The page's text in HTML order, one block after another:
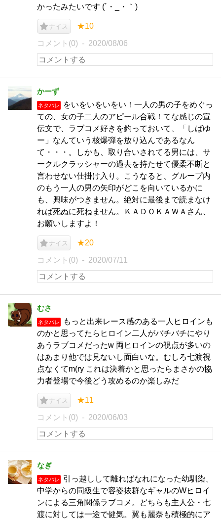
かったみたいです (´・_・｀)
ナイス ★10
コメント(0) 2020/08/06
かーず
ネタバレ
をいをいをいをい！一人の男の子をめぐっ
ての、女の子二人のアピール合戦！てな感じの宣
伝文で、ラブコメ好きを釣っておいて、「しばゆ
ー」なんていう核爆弾を放り込んであるなん
て・・・。しかも、取り合いされてる男には、サ
ークルクラッシャーの過去を持たせて優柔不断と
言わせない仕掛け入り。こうなると、グループ内
のもう一人の男の矢印がどこを向いているかに
も、興味がつきません。絶対に最後まで読まなけ
れば死ぬに死ねません。ＫＡＤＯＫＡＷＡさん、
お願いしますよ！
ナイス ★20
コメント(0) 2020/07/11
むさ
ネタバレ
もっと出来レース感のある一人ヒロインも
のかと思ってたらヒロイン二人がバチバチにやり
あうラブコメだったw 両ヒロインの視点が多いの
はあまり他では見ないし面白いな。むしろ七渡視
点なくてm(ry これは決着かと思ったらまさかの協
力者登場で今後どう攻めるのか楽しみだ
ナイス ★11
コメント(0) 2020/06/03
なぎ
ネタバレ
引っ越しして離ればなれになった幼馴染、
中学からの同級生で容姿抜群なギャルのWヒロイ
ンによる三角関係ラブコメ。どちらも主人公・七
渡に対しては一途で健気。翼も麗奈も積極的にア